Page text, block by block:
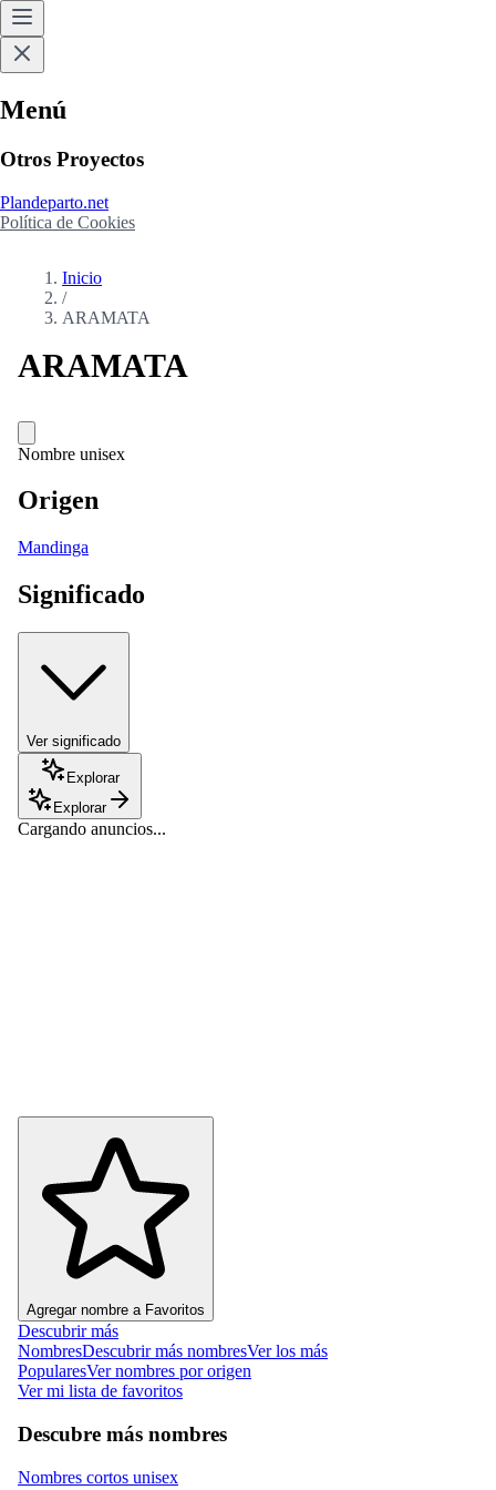
Menú
Otros Proyectos
Plandeparto.net
Política de Cookies
Inicio
/
ARAMATA
ARAMATA
Nombre unisex
Origen
Mandinga
Significado
Ver significado
Explorar
Explorar
Cargando anuncios...
Agregar nombre a Favoritos
Descubrir más
NombresDescubrir más nombresVer los más
PopularesVer nombres por origen
Ver mi lista de favoritos
Descubre más nombres
Nombres cortos unisex